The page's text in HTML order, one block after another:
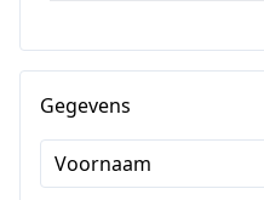
Gegevens
Voornaam